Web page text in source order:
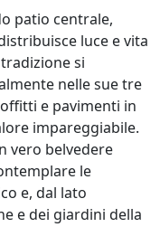
patio centrale,
luce e vita
si
nelle sue tre
e pavimenti in
impareggiabile.
vero belvedere
le
e, dal lato
e dei giardini della